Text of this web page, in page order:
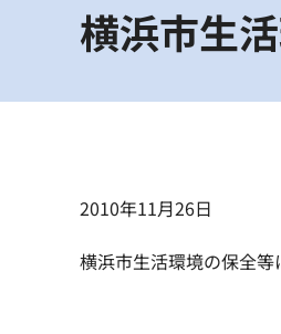
横浜市生
2010年11月26日
横浜市生活環境の保全